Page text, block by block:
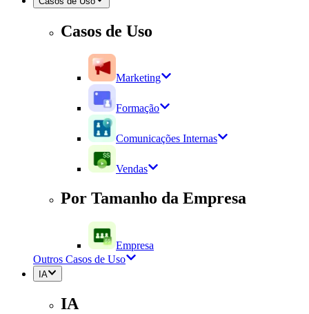
Casos de Uso
Marketing
Formação
Comunicações Internas
Vendas
Por Tamanho da Empresa
Empresa
Outros Casos de Uso
IA
IA